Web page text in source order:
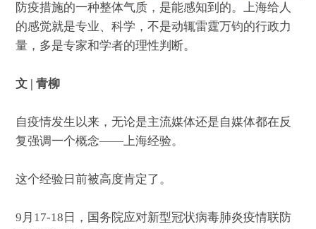
防疫措施的一种整体气质，是能感知到的。上海给人
的感觉就是专业、科学，不是动辄雷霆万钧的行政力
量，多是专家和学者的理性判断。
文 | 青柳
自疫情发生以来，无论是主流媒体还是自媒体都在反
复强调一个概念——上海经验。
这个经验日前被高度肯定了。
9月17-18日，国务院应对新型冠状病毒肺炎疫情联防